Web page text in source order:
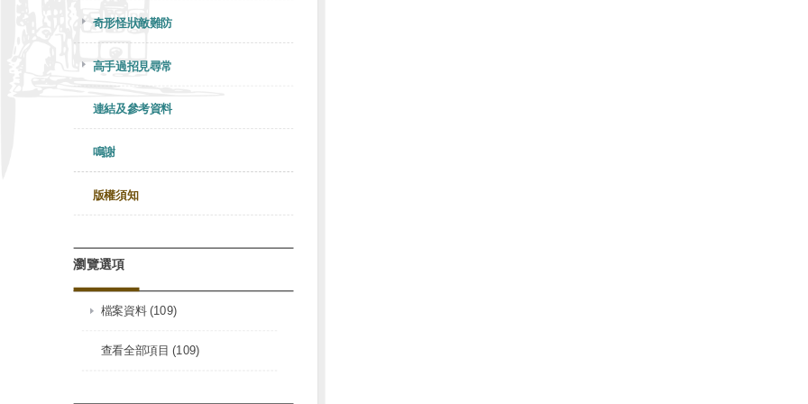
奇形怪狀敵難防
高手過招見尋常
連結及參考資料
鳴謝
版權須知
瀏覽選項
檔案資料 (109)
查看全部項目 (109)